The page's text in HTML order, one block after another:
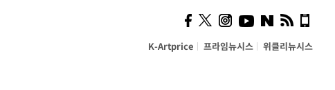
K-Artprice 프라임뉴시스 위클리뉴시스